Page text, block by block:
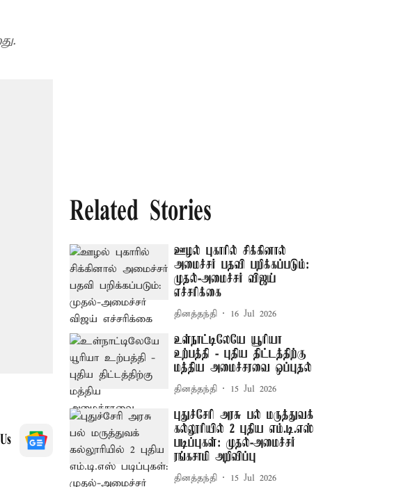
Related Stories
ஊழல் புகாரில் சிக்கினால்
அமைச்சர் பதவி பறிக்கப்படும்:
முதல்-அமைச்சர் விஜய்
எச்சரிக்கை
தினத்தந்தி 16 Jul 2026
உள்நாட்டிலேயே யூரியா
உற்பத்தி - புதிய திட்டத்திற்கு
மத்திய அமைச்சரவை ஒப்புதல்
தினத்தந்தி 15 Jul 2026
புதுச்சேரி அரசு பல் மருத்துவக்
கல்லூரியில் 2 புதிய எம்.டி.எஸ்
படிப்புகள்: முதல்-அமைச்சர்
ரங்கசாமி அறிவிப்பு
தினத்தந்தி 15 Jul 2026